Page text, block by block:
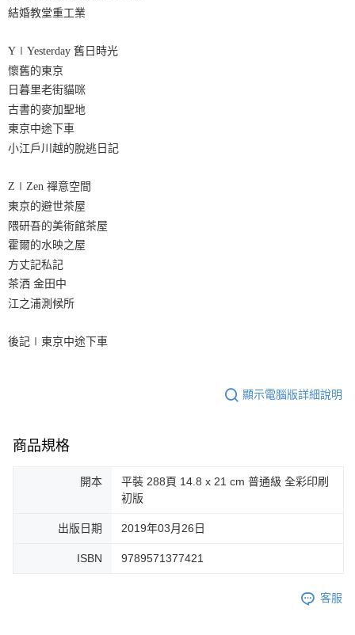
結婚教堂重工業
Y∣Yesterday 舊日時光
懷舊的東京
日暮里老街貓咪
古書的麥加聖地
東京中途下車
小江戶川越的脫逃日記
Z∣Zen 禪意空間
東京的避世茶屋
隈研吾的美術館茶屋
霍爾的水映之屋
方丈記私記
茶洒 金田中
江之浦測候所
後記∣東京中途下車
顯示電腦版詳細說明
商品規格
開本
平裝 288頁 14.8 x 21 cm 普通級 全彩印刷
初版
出版日期 2019年03月26日
ISBN 9789571377421
客服